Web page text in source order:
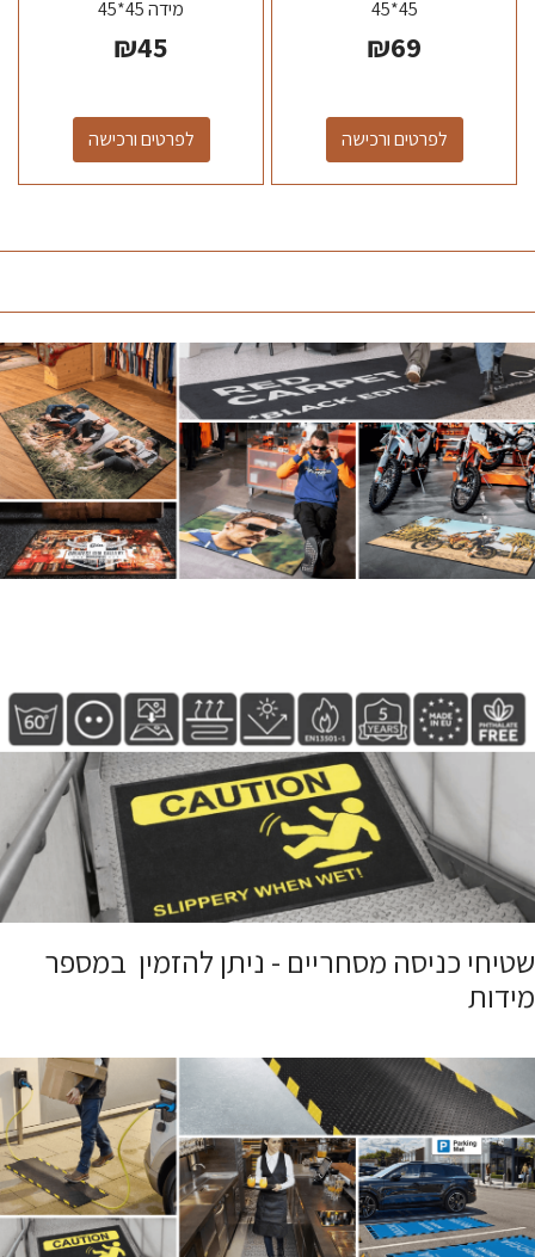
45*45
₪69
לפרטים ורכישה
מידה 45*45
₪45
לפרטים ורכישה
שטיחי כניסה מסחריים - ניתן להזמין במספר
מידות